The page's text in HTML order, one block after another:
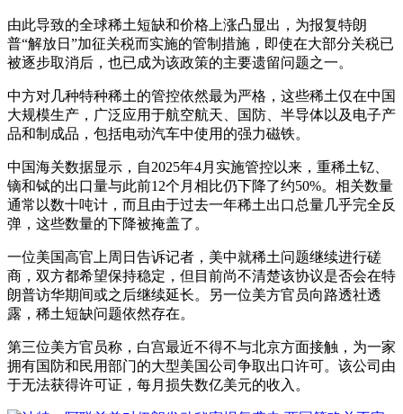
由此导致的全球稀土短缺和价格上涨凸显出，为报复特朗
普“解放日”加征关税而实施的管制措施，即使在大部分关税已
被逐步取消后，也已成为该政策的主要遗留问题之一。
中方对几种特种稀土的管控依然最为严格，这些稀土仅在中国
大规模生产，广泛应用于航空航天、国防、半导体以及电子产
品和制成品，包括电动汽车中使用的强力磁铁。
中国海关数据显示，自2025年4月实施管控以来，重稀土钇、
镝和铽的出口量与此前12个月相比仍下降了约50%。相关数量
通常以数十吨计，而且由于过去一年稀土出口总量几乎完全反
弹，这些数量的下降被掩盖了。
一位美国高官上周日告诉记者，美中就稀土问题继续进行磋
商，双方都希望保持稳定，但目前尚不清楚该协议是否会在特
朗普访华期间或之后继续延长。另一位美方官员向路透社透
露，稀土短缺问题依然存在。
第三位美方官员称，白宫最近不得不与北京方面接触，为一家
拥有国防和民用部门的大型美国公司争取出口许可。该公司由
于无法获得许可证，每月损失数亿美元的收入。